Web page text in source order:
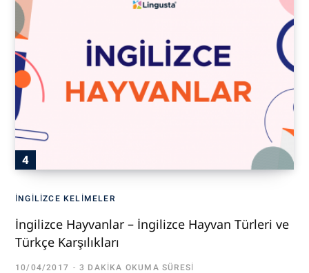
İNGILIZCE KELIMELER
İngilizce Hayvanlar – İngilizce Hayvan Türleri ve
Türkçe Karşılıkları
10/04/2017 3 DAKIKA OKUMA SÜRESI